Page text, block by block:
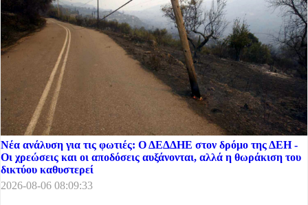
Νέα ανάλυση για τις φωτιές: Ο ΔΕΔΔΗΕ στον δρόμο της ΔΕΗ -
Οι χρεώσεις και οι αποδόσεις αυξάνονται, αλλά η θωράκιση του
δικτύου καθυστερεί
2026-08-06 08:09:33